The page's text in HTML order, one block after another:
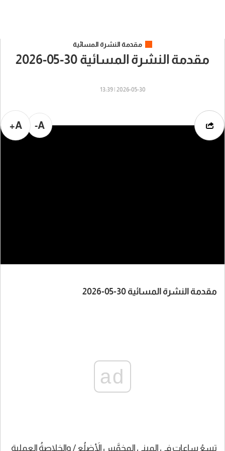
مقدمة النشرة المسائية
مقدمة النشرة المسائية 30-05-2026
2026-05-30 | 13:39
A-
A+
مقدمة النشرة المسائية 30-05-2026
ad
تسعُ ساعاتٍ في المبنى المخمَّسِ الأَضلُع / والخلاصةُ العملية